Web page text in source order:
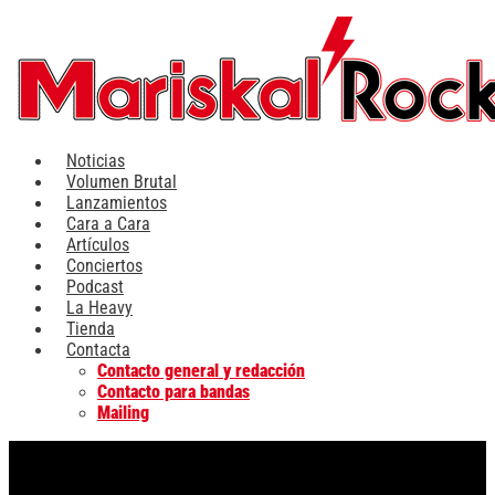
contenido
Noticias
Volumen Brutal
Lanzamientos
Cara a Cara
Artículos
Conciertos
Podcast
La Heavy
Tienda
Contacta
Contacto general y redacción
Contacto para bandas
Mailing